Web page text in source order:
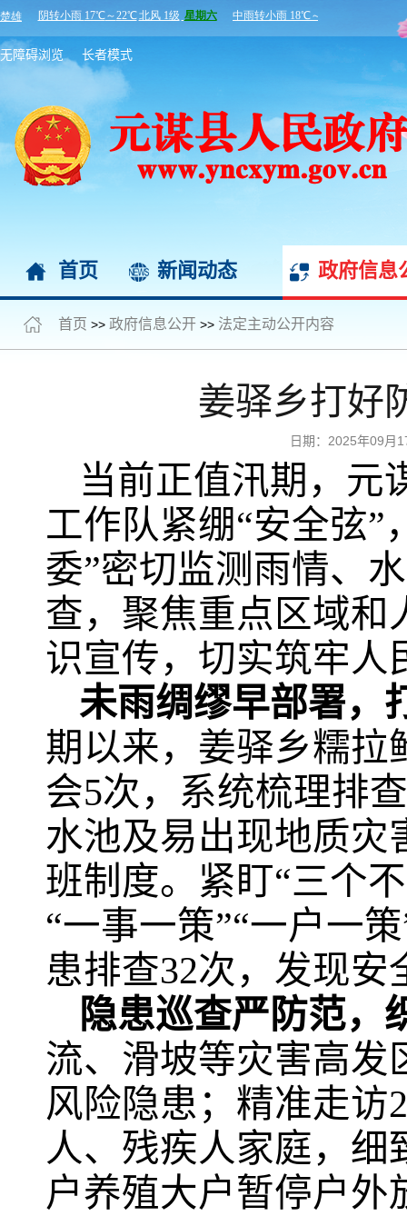
无障碍浏览 长者模式
首页 新闻动态 政府信息
首页 >> 政府信息公开 >> 法定主动公开内容
姜驿乡打好
日期：2025年09
当前正值汛期，元
工作队紧绷“安全弦”
委”密切监测雨情、
查，聚焦重点区域和
识宣传，切实筑牢人
未雨绸缪早部署，
期以来，姜驿乡糯拉
会5次，系统梳理排
水池及易出现地质灾
班制度。紧盯“三个
“一事一策”“一户一
患排查32次，发现
隐患巡查严防范，
流、滑坡等灾害高发
风险隐患；精准走访
人、残疾人家庭，细
户养殖大户暂停户外